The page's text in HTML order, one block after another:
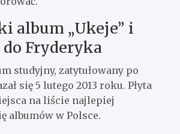
album „Ukeje” i
Fryderyka
studyjny, zatytułowany po
się 5 lutego 2013 roku. Płyta
na liście najlepiej
albumów w Polsce.